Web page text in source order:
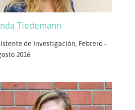
Tiedemann
de Investigación, Febrero -
2016